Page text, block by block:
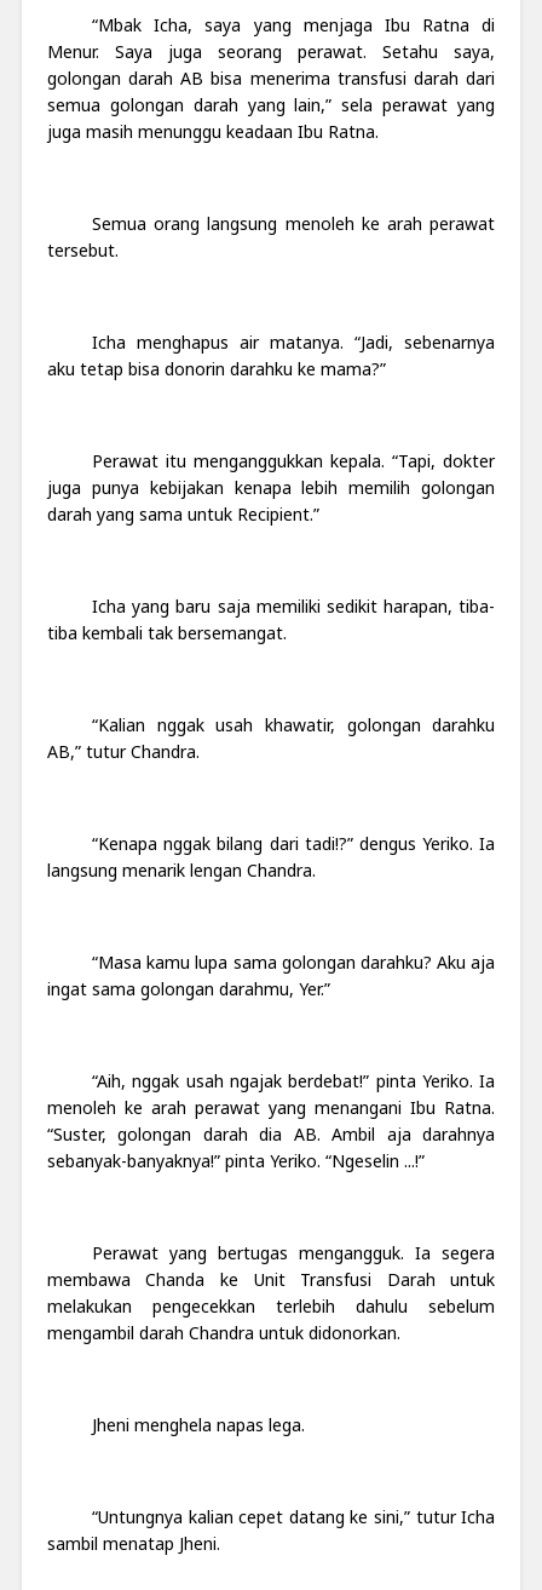
“Mbak Icha, saya yang menjaga Ibu Ratna di
Menur. Saya juga seorang perawat. Setahu saya,
golongan darah AB bisa menerima transfusi darah dari
semua golongan darah yang lain,” sela perawat yang
juga masih menunggu keadaan Ibu Ratna.
Semua orang langsung menoleh ke arah perawat
tersebut.
Icha menghapus air matanya. “Jadi, sebenarnya
aku tetap bisa donorin darahku ke mama?”
Perawat itu menganggukkan kepala. “Tapi, dokter
juga punya kebijakan kenapa lebih memilih golongan
darah yang sama untuk Recipient.”
Icha yang baru saja memiliki sedikit harapan, tiba-
tiba kembali tak bersemangat.
“Kalian nggak usah khawatir, golongan darahku
AB,” tutur Chandra.
“Kenapa nggak bilang dari tadi!?” dengus Yeriko. Ia
langsung menarik lengan Chandra.
“Masa kamu lupa sama golongan darahku? Aku aja
ingat sama golongan darahmu, Yer.”
“Aih, nggak usah ngajak berdebat!” pinta Yeriko. Ia
menoleh ke arah perawat yang menangani Ibu Ratna.
“Suster, golongan darah dia AB. Ambil aja darahnya
sebanyak-banyaknya!” pinta Yeriko. “Ngeselin ...!”
Perawat yang bertugas mengangguk. Ia segera
membawa Chanda ke Unit Transfusi Darah untuk
melakukan pengecekkan terlebih dahulu sebelum
mengambil darah Chandra untuk didonorkan.
Jheni menghela napas lega.
“Untungnya kalian cepet datang ke sini,” tutur Icha
sambil menatap Jheni.